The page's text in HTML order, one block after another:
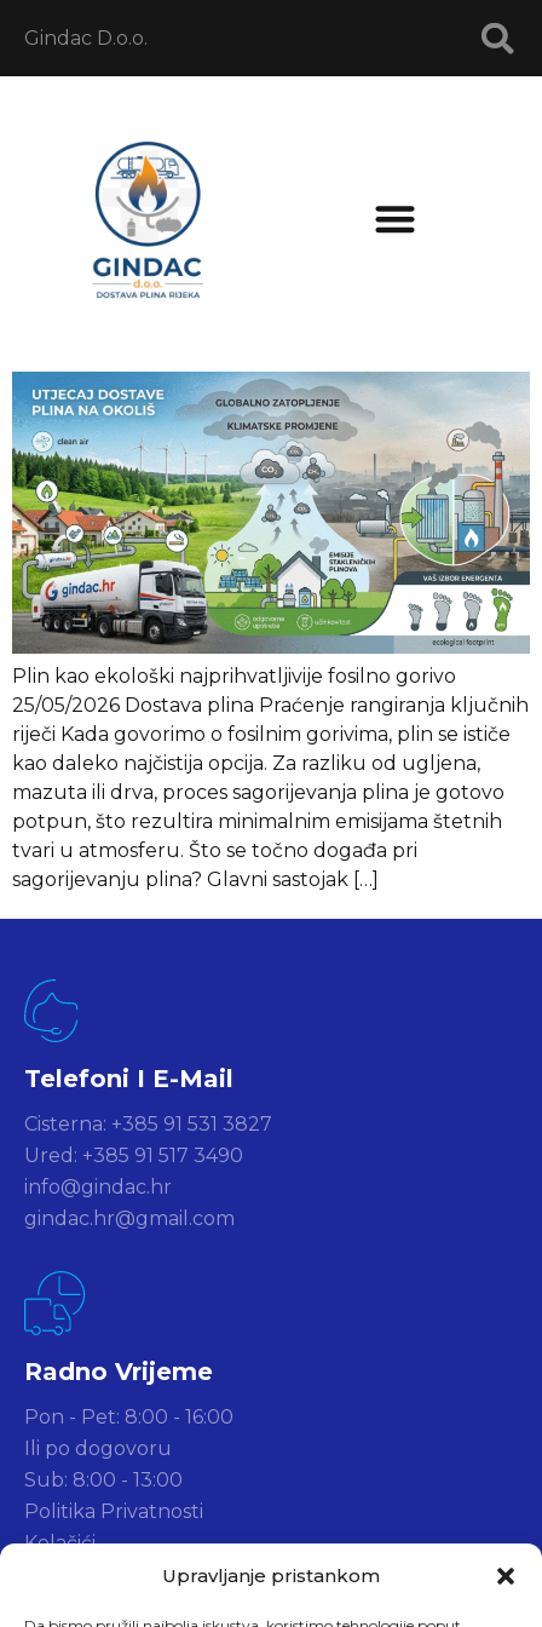
Upravljanje pristankom
Gindac D.o.o.
Plin kao ekološki najprihvatljivije fosilno gorivo
25/05/2026 Dostava plina Praćenje rangiranja ključnih
riječi Kada govorimo o fosilnim gorivima, plin se ističe
kao daleko najčistija opcija. Za razliku od ugljena,
mazuta ili drva, proces sagorijevanja plina je gotovo
potpun, što rezultira minimalnim emisijama štetnih
tvari u atmosferu. Što se točno događa pri
sagorijevanju plina? Glavni sastojak […]
Telefoni I E-Mail
Cisterna: +385 91 531 3827
Ured: +385 91 517 3490
info@gindac.hr
gindac.hr@gmail.com
Radno Vrijeme
Pon - Pet: 8:00 - 16:00
Ili po dogovoru
Sub: 8:00 - 13:00
Politika Privatnosti
Kolačići